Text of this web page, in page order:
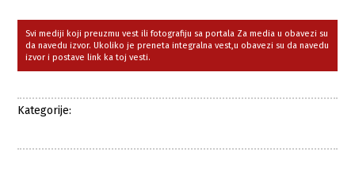
Svi mediji koji preuzmu vest ili fotografiju sa portala Za media u obavezi su
da navedu izvor. Ukoliko je preneta integralna vest,u obavezi su da navedu
izvor i postave link ka toj vesti.
Kategorije: